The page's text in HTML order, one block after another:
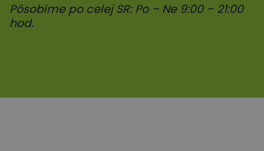
Pôsobíme po celej SR: Po – Ne 9:00 – 21:00
hod.